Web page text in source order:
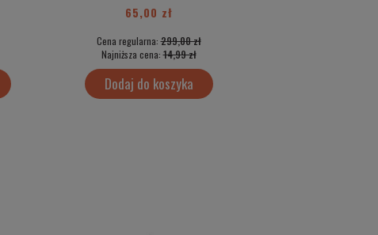
65,00 zł
Cena regularna:299,00 zł
Najniższa cena:14,99 zł
Dodaj do koszyka